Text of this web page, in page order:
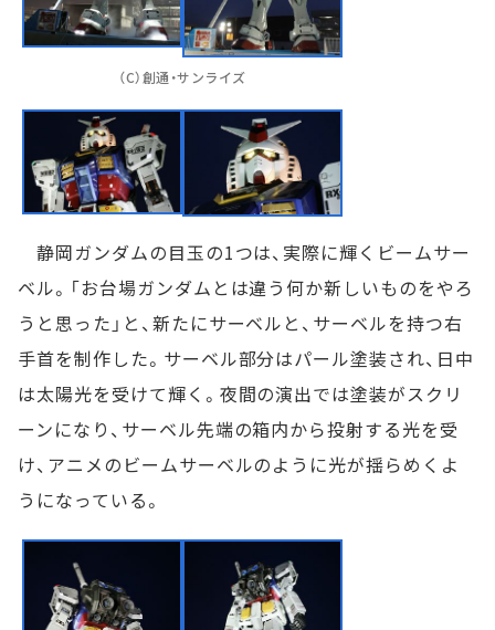
（C）創通・サンライズ
静岡ガンダムの目玉の1つは、実際に輝くビームサー
ベル。「お台場ガンダムとは違う何か新しいものをやろ
うと思った」と、新たにサーベルと、サーベルを持つ右
手首を制作した。サーベル部分はパール塗装され、日中
は太陽光を受けて輝く。夜間の演出では塗装がスクリ
ーンになり、サーベル先端の箱内から投射する光を受
け、アニメのビームサーベルのように光が揺らめくよ
うになっている。